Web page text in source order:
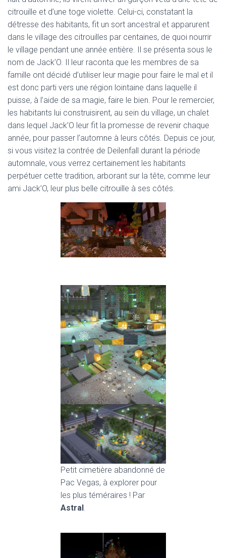
citrouille et d’une toge violette. Celui-ci, constatant la
détresse des habitants, fit un sort ancestral et apparurent
dans le village des citrouilles par centaines, de quoi nourrir
le village pendant une année entière. Il se présenta sous le
nom de Jack’O. Il leur raconta que les membres de sa
famille ont décidé d’utiliser leur magie pour faire le mal et il
est donc parti vers une région lointaine dans laquelle il
puisse, à l’aide de sa magie, faire le bien. Pour le remercier,
les habitants lui construisirent, au sein du village, un chalet
dans lequel Jack’O leur fit la promesse de revenir chaque
année, pour passer l’automne à leurs côtés. Depuis ce jour,
si vous visitez la contrée de Deilenfall durant la période
automnale, vous verrez certainement les habitants
perpétuer cette tradition, arborant sur la tête, comme leur
ami Jack’O, leur plus belle citrouille à ses côtés.
Petit cimetière abandonné de
Pac Vegas, à explorer pour
les plus téméraires ! Par
Astral.